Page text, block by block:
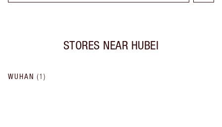
STORES NEAR HUBEI
WUHAN (1)